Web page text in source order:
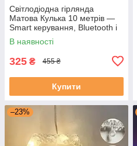
Світлодіодна гірлянда
Матова Кулька 10 метрів —
Smart керування, Bluetooth і
пульт SFK-03
В наявності
325 ₴ 455 ₴
Купити
–23%